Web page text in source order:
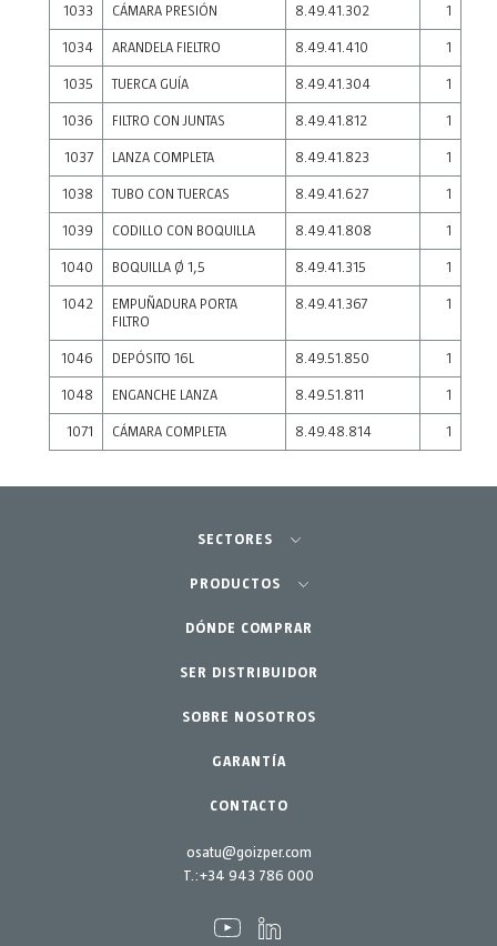
1033 CÁMARA PRESIÓN 8.49.41.302 1
1034 ARANDELA FIELTRO 8.49.41.410 1
1035 TUERCA GUÍA 8.49.41.304 1
1036 FILTRO CON JUNTAS 8.49.41.812 1
1037 LANZA COMPLETA 8.49.41.823 1
1038 TUBO CON TUERCAS 8.49.41.627 1
1039 CODILLO CON BOQUILLA 8.49.41.808 1
1040 BOQUILLA Ø 1,5 8.49.41.315 1
1042
EMPUÑADURA PORTA
FILTRO
8.49.41.367 1
1046 DEPÓSITO 16L 8.49.51.850 1
1048 ENGANCHE LANZA 8.49.51.811 1
1071 CÁMARA COMPLETA 8.49.48.814 1
osatu@goizper.com
T.:+34 943 786 000
SECTORES
Agricultura-Huerta
Jardinería profesional
Jardín-Hogar
PRODUCTOS
Equipos
Accesorios
Repuestos
Kits mantenimiento
DÓNDE COMPRAR
SER DISTRIBUIDOR
SOBRE NOSOTROS
GARANTÍA
CONTACTO